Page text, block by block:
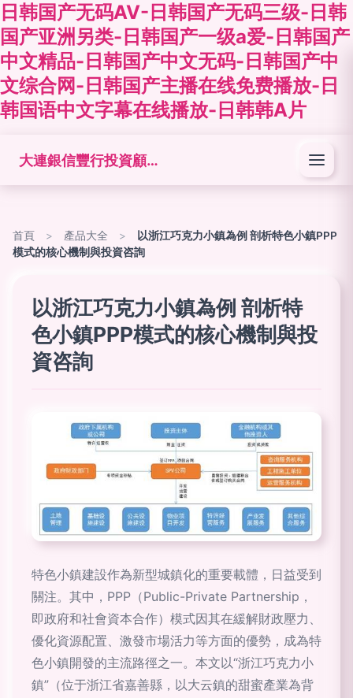
日韩国产无码AV-日韩国产无码三级-日韩
国产亚洲另类-日韩国产一级a爱-日韩国产
中文精品-日韩国产中文无码-日韩国产中
文综合网-日韩国产主播在线免费播放-日
韩国语中文字幕在线播放-日韩韩A片
大連銀信豐行投資顧問發展有限公司
首頁 > 產品大全 >
以浙江巧克力小鎮為例 剖析特色小鎮PPP
模式的核心機制與投資咨詢
以浙江巧克力小鎮為例 剖析特
色小鎮PPP模式的核心機制與投
資咨詢
特色小鎮建設作為新型城鎮化的重要載體，日益受到
關注。其中，PPP（Public-Private Partnership，
即政府和社會資本合作）模式因其在緩解財政壓力、
優化資源配置、激發市場活力等方面的優勢，成為特
色小鎮開發的主流路徑之一。本文以“浙江巧克力小
鎮”（位于浙江省嘉善縣，以大云鎮的甜蜜產業為背